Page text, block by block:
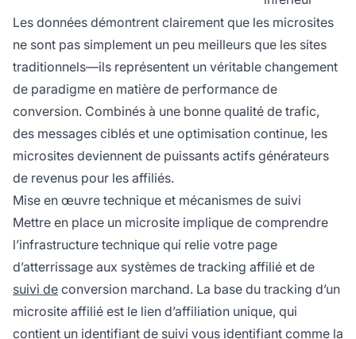
Les données démontrent clairement que les microsites
ne sont pas simplement un peu meilleurs que les sites
traditionnels—ils représentent un véritable changement
de paradigme en matière de performance de
conversion. Combinés à une bonne qualité de trafic,
des messages ciblés et une optimisation continue, les
microsites deviennent de puissants actifs générateurs
de revenus pour les affiliés.
Mise en œuvre technique et mécanismes de suivi
Mettre en place un microsite implique de comprendre
l’infrastructure technique qui relie votre page
d’atterrissage aux systèmes de tracking affilié et de
suivi de conversion marchand. La base du tracking d’un
microsite affilié est le lien d’affiliation unique, qui
contient un identifiant de suivi vous identifiant comme la